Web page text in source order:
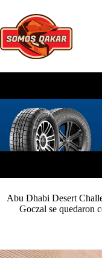
contenido
Abu Dhabi Desert
Goczal se quedaron